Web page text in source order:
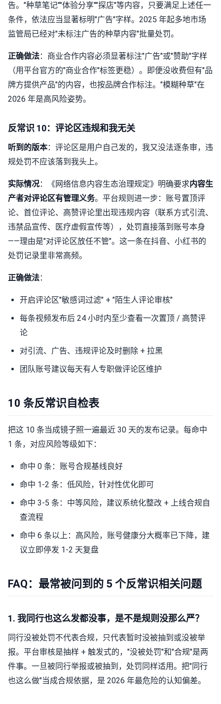
告。"种草笔记""体验分享""探店"等内容，只要满足上述任一
条件，依法应当显著标明"广告"字样。2025 年起多地市场
监管局已经对"未标注广告的种草内容"批量处罚。
正确做法：商业合作内容必须显著标注"广告"或"赞助"字样
（用平台官方的"商业合作"标签更稳）。即便没收费但有"品
牌方提供产品"的内容，也按品牌合作标注。"模糊种草"在
2026 年是高风险姿势。
反常识 10：评论区违规和我无关
听到的版本：评论区是用户自己发的，我又没法逐条审，违
规处罚不应该落到我头上。
实际情况：《网络信息内容生态治理规定》明确要求内容生
产者对评论区有管理义务。平台规则进一步：账号置顶评
论、首位评论、高赞评论里出现违规内容（联系方式引流、
违禁品宣传、医疗虚假宣传等），处罚直接落到账号本身
——理由是"对评论区放任不管"。这一条在抖音、小红书的
处罚记录里非常高频。
正确做法：
开启评论区"敏感词过滤" + "陌生人评论审核"
每条视频发布后 24 小时内至少查看一次置顶 / 高赞评
论
对引流、广告、违规评论及时删除 + 拉黑
团队账号建议每天有人专职做评论区维护
10 条反常识自检表
把这 10 条当成镜子照一遍最近 30 天的发布记录。每命中
1 条，对应风险等级如下：
命中 0 条：账号合规基线良好
命中 1-2 条：低风险，针对性优化即可
命中 3-5 条：中等风险，建议系统化整改 + 上线合规自
查流程
命中 6 条以上：高风险，账号健康分大概率已下降，建
议立即停发 1-2 天复盘
FAQ：最常被问到的 5 个反常识相关问题
1. 我同行也这么发都没事，是不是规则没那么严？
同行没被处罚不代表合规，只代表暂时没被抽到或没被举
报。平台审核是抽样 + 触发式的，"没被处罚"和"合规"是两
件事。一旦被同行举报或被抽到，处罚同样适用。把"同行
也这么做"当成合规依据，是 2026 年最危险的认知偏差。